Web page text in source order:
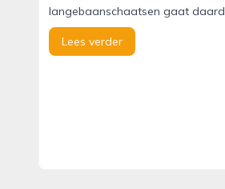
langebaanschaatsen gaat
Lees verder